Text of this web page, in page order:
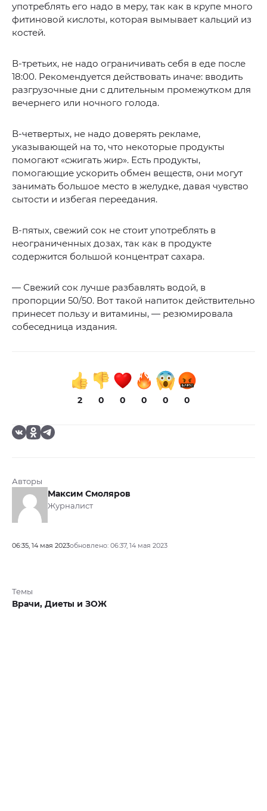
употреблять его надо в меру, так как в крупе много
фитиновой кислоты, которая вымывает кальций из
костей.
В-третьих, не надо ограничивать себя в еде после
18:00. Рекомендуется действовать иначе: вводить
разгрузочные дни с длительным промежутком для
вечернего или ночного голода.
В-четвертых, не надо доверять рекламе,
указывающей на то, что некоторые продукты
помогают «сжигать жир». Есть продукты,
помогающие ускорить обмен веществ, они могут
занимать большое место в желудке, давая чувство
сытости и избегая переедания.
В-пятых, свежий сок не стоит употреблять в
неограниченных дозах, так как в продукте
содержится большой концентрат сахара.
— Свежий сок лучше разбавлять водой, в
пропорции 50/50. Вот такой напиток действительно
принесет пользу и витамины, — резюмировала
собеседница издания.
2 0 0 0 0 0
Авторы
Максим Смоляров
Журналист
06:35, 14 мая 2023обновлено: 06:37, 14 мая 2023
Темы
Врачи, Диеты и ЗОЖ